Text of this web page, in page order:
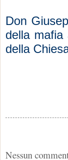
Don
della mafia
della
Nessun